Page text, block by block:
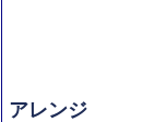
アレンジ